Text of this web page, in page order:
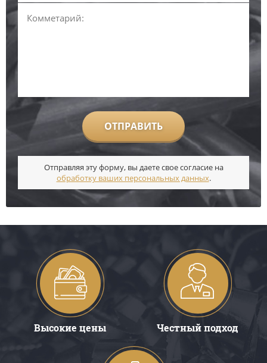
ОТПРАВИТЬ
Отправляя эту форму, вы даете свое согласие на
обработку ваших персональных данных.
Высокие цены Честный подход